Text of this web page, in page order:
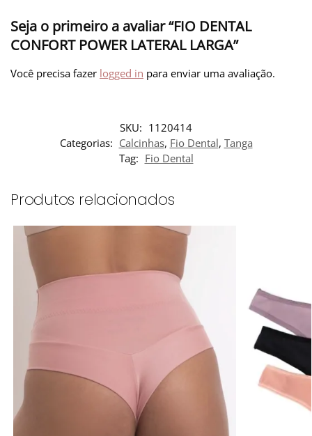
Seja o primeiro a avaliar “FIO DENTAL
CONFORT POWER LATERAL LARGA”
Você precisa fazer logged in para enviar uma avaliação.
SKU: 1120414
Categorias: Calcinhas, Fio Dental, Tanga
Tag: Fio Dental
Produtos relacionados